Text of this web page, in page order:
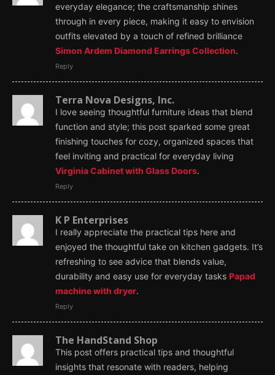
everyday elegance; the craftsmanship shines
through in every piece, making it easy to envision
outfits elevated by a touch of refined brilliance
Simon Ardem Diamond Earrings Collection.
Reply
Terra Nova Designs, Inc.
I love seeing thoughtful furniture ideas that blend
function and style; this post sparked some great
finishing touches for cozy, organized spaces that
feel inviting and practical for everyday living
Virginia Cabinet with Glass Doors.
Reply
K P Enterprises
I really appreciate the practical tips here and
enjoyed the thoughtful take on kitchen gadgets. It’s
refreshing to see advice that blends value,
durability and easy use for everyday tasks Papad
machine with dryer.
Reply
The HandStand Shop
This post offers practical tips and thoughtful
insights that resonate with readers, helping